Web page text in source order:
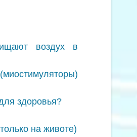
воздух в
здоровья?
на животе)